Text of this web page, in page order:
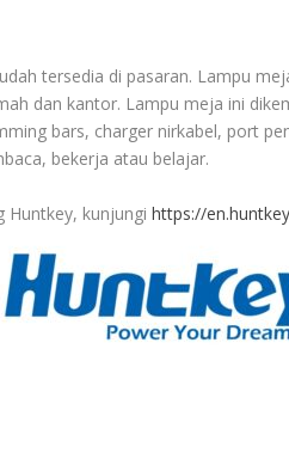
tersedia di pasaran. Lampu
dan kantor. Lampu meja ini
bars, charger nirkabel, port
bekerja atau belajar.
Huntkey, kunjungihttps://